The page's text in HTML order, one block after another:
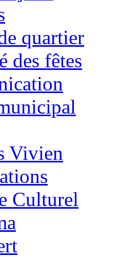
quartier
des fêtes
Vivien
Culturel